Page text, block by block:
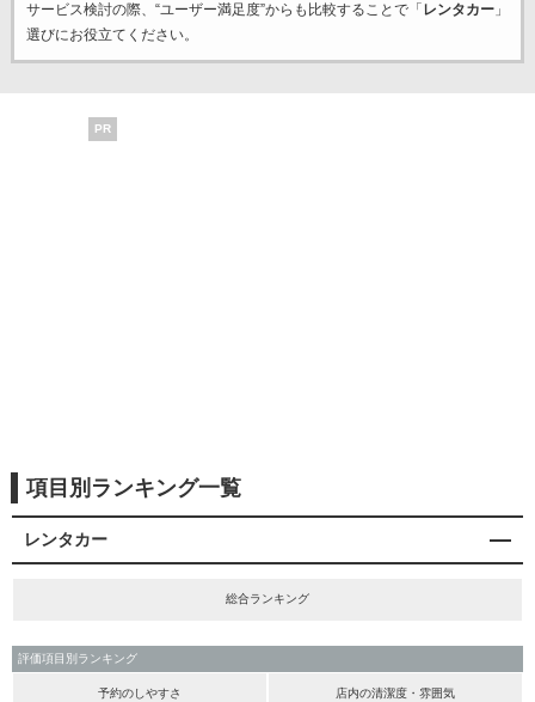
サービス検討の際、“ユーザー満足度”からも比較することで「 レンタカー」
選びにお役立てください。
PR
項目別ランキング一覧
レンタカー
総合ランキング
評価項目別ランキング
予約のしやすさ 店内の清潔度・雰囲気